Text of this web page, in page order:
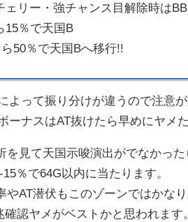
リー・強チャンス目解除時はBB
15％で天国B
50％で天国Bへ移行!!
よって振り分けが違うので注意が
ーナスはAT抜けたら早めにヤメ
を見て天国示唆演出がでなかっ
％で64G以内に当たります。
やAT潜伏もこのゾーンではかな
認ヤメがベストかと思われます。